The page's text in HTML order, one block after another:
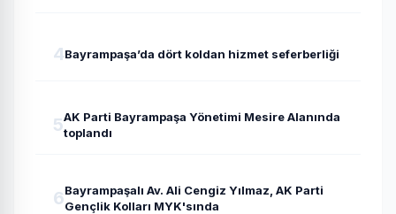
4Bayrampaşa’da dört koldan hizmet seferberliği
5AK Parti Bayrampaşa Yönetimi Mesire Alanında
toplandı
6Bayrampaşalı Av. Ali Cengiz Yılmaz, AK Parti
Gençlik Kolları MYK'sında